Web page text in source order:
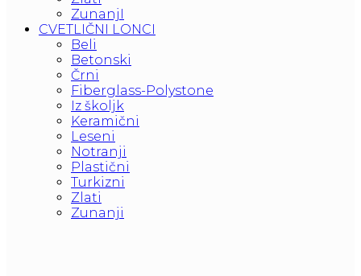
ZunanjI
CVETLIČNI LONCI
Beli
Betonski
Črni
Fiberglass-Polystone
Iz školjk
Keramični
Leseni
Notranji
Plastični
Turkizni
Zlati
Zunanji